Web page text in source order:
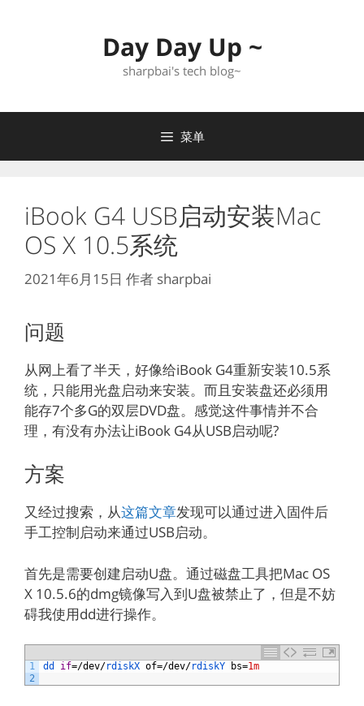
Day Day Up ~
sharpbai's tech blog~
菜单
iBook G4 USB启动安装Mac
OS X 10.5系统
2021年6月15日 作者 sharpbai
问题
从网上看了半天，好像给iBook G4重新安装10.5系
统，只能用光盘启动来安装。而且安装盘还必须用
能存7个多G的双层DVD盘。感觉这件事情并不合
理，有没有办法让iBook G4从USB启动呢?
方案
又经过搜索，从这篇文章发现可以通过进入固件后
手工控制启动来通过USB启动。
首先是需要创建启动U盘。通过磁盘工具把Mac OS
X 10.5.6的dmg镜像写入到U盘被禁止了，但是不妨
碍我使用dd进行操作。
1
2
dd if=/dev/rdiskX of=/dev/rdiskY bs=1m